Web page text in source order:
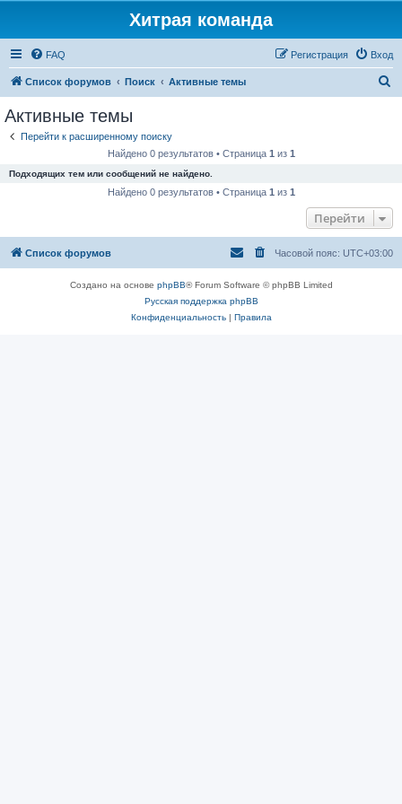
Хитрая команда
FAQ Вход
Регистрация
Список форумов Поиск Активные темы
Активные темы
Перейти к расширенному поиску
Найдено 0 результатов • Страница 1 из 1
Подходящих тем или сообщений не найдено.
Найдено 0 результатов • Страница 1 из 1
Перейти
Список форумов Часовой пояс: UTC+03:00
Создано на основе phpBB® Forum Software © phpBB Limited
Русская поддержка phpBB
Конфиденциальность| Правила